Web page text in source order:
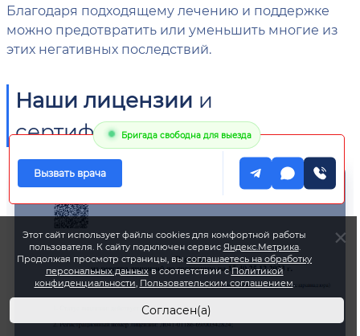
Благодаря подходящему лечению и поддержке
можно предотвратить или уменьшить многие из
этих негативных последствий.
Наши лицензии и
сертификаты
Этот сайт использует файлы cookies для комфортной работы
пользователя. К сайту подключен сервис Яндекс.Метрика.
Продолжая просмотр страницы, высоглашаетесь на обработку
персональных данныхв соответствии сПолитикой
конфиденциальности, Пользовательским соглашением.
Согласен(а)
Бригада свободна для выезда
Вызвать врача